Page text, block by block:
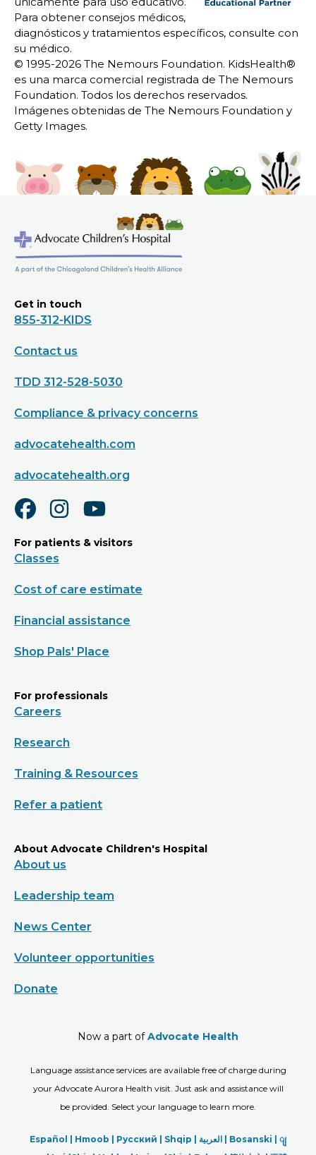
Para obtener consejos médicos,
diagnósticos y tratamientos específicos, consulte con
su médico.
© 1995-2026 The Nemours Foundation. KidsHealth®
es una marca comercial registrada de The Nemours
Foundation. Todos los derechos reservados.
Imágenes obtenidas de The Nemours Foundation y
Getty Images.
Get in touch
855-312-KIDS
Contact us
TDD 312-528-5030
Compliance & privacy concerns
advocatehealth.com
advocatehealth.org
For patients & visitors
Classes
Cost of care estimate
Financial assistance
Shop Pals' Place
For professionals
Careers
Research
Training & Resources
Refer a patient
About Advocate Children's Hospital
About us
Leadership team
News Center
Volunteer opportunities
Donate
Now a part ofAdvocate Health
Language assistance services are available free of charge during
your Advocate Aurora Health visit. Just ask and assistance will
be provided. Select your language to learn more.
Español | Hmoob Русский Shqip العربیة Bosanski
ျ